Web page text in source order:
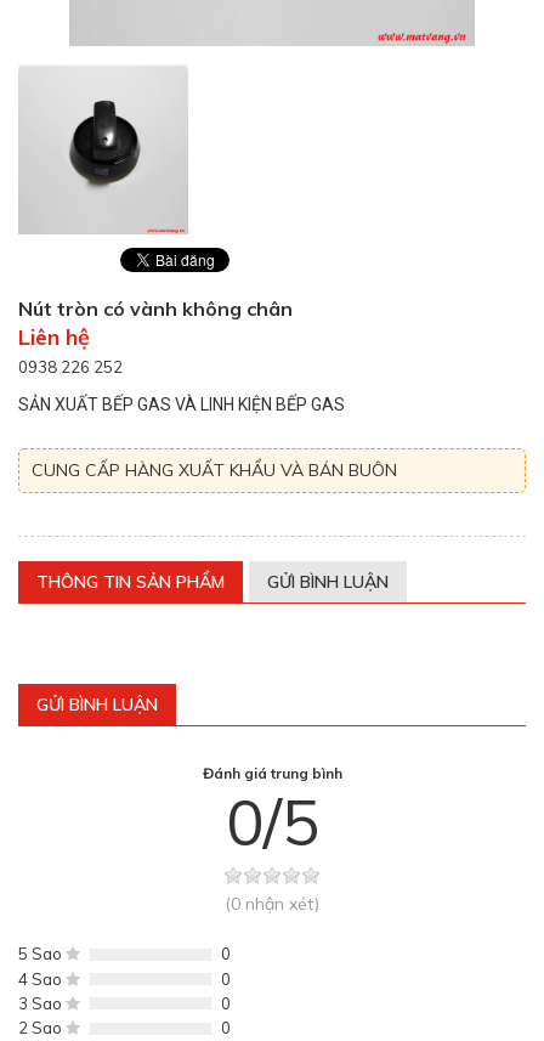
Nút tròn có vành không chân
Liên hệ
0938 226 252
SẢN XUẤT BẾP GAS VÀ LINH KIỆN BẾP GAS
CUNG CẤP HÀNG XUẤT KHẨU VÀ BÁN BUÔN
THÔNG TIN SẢN PHẨM GỬI BÌNH LUẬN
GỬI BÌNH LUẬN
Đánh giá trung bình
0/5
(0 nhận xét)
5 Sao
0
4 Sao
0
3 Sao
0
2 Sao
0